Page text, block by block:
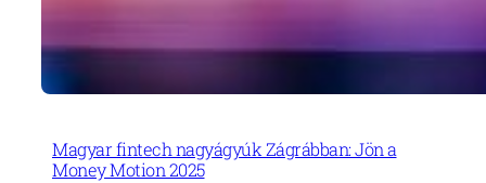
Magyar fintech nagyágyúk Zágrábban: Jön a
Money Motion 2025